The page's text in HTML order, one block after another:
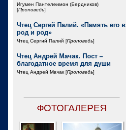
Игумен Пантелеимон (Бердников)
[Проповедь]
Чтец Сергей Палий. «Память его в
род и род»
Чтец Сергий Палий [Проповедь]
Чтец Андрей Мачак. Пост –
благодатное время для души
Чтец Андрей Мачак [Проповедь]
ФОТОГАЛЕРЕЯ